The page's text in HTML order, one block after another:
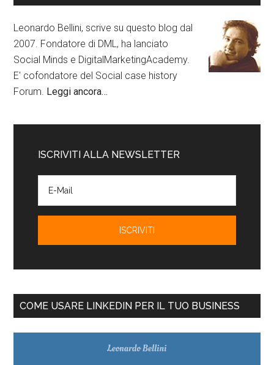
Leonardo Bellini, scrive su questo blog dal
2007. Fondatore di DML, ha lanciato
Social Minds e DigitalMarketingAcademy.
E' cofondatore del Social case history
Forum. Leggi ancora…
ISCRIVITI ALLA NEWSLETTER
COME USARE LINKEDIN PER IL TUO BUSINESS